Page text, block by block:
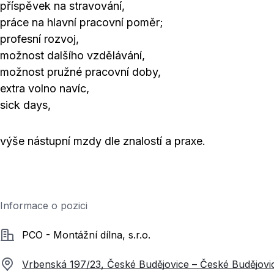
příspěvek na stravování,
práce na hlavní pracovní poměr;
profesní rozvoj,
možnost dalšího vzdělávání,
možnost pružné pracovní doby,
extra volno navíc,
sick days,
výše nástupní mzdy dle znalostí a praxe.
Informace o pozici
SpolečnostPCO - Montážní dílna, s.r.o.
Vrbenská 197/23, České Budějovice – České